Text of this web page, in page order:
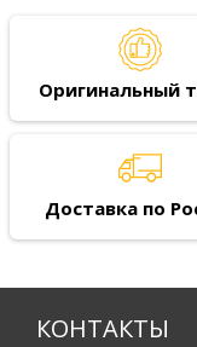
Оригинальный
Доставка по
КОНТАКТЫ